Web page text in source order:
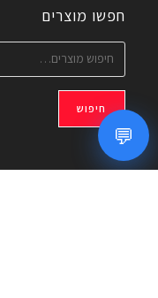
חפשו מוצרים
חיפוש
💬